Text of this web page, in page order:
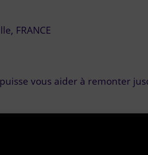
FRANCE
vous aider à remonter